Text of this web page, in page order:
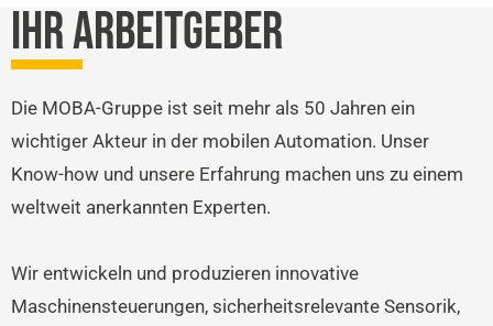
IHR ARBEITGEBER
Die MOBA-Gruppe ist seit mehr als 50 Jahren ein
wichtiger Akteur in der mobilen Automation. Unser
Know-how und unsere Erfahrung machen uns zu einem
weltweit anerkannten Experten.
Wir entwickeln und produzieren innovative
Maschinensteuerungen, sicherheitsrelevante Sensorik,